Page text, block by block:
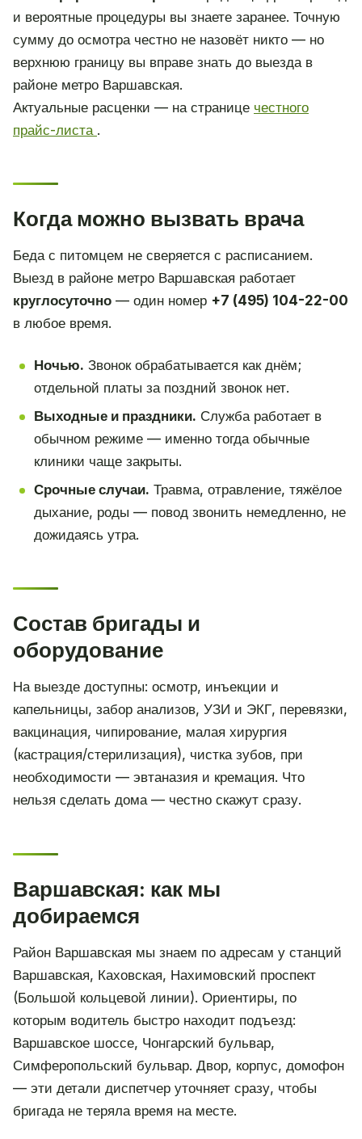
и вероятные процедуры вы знаете заранее. Точную
сумму до осмотра честно не назовёт никто — но
верхнюю границу вы вправе знать до выезда в
районе метро Варшавская.
Актуальные расценки — на странице честного
прайс-листа .
Когда можно вызвать врача
Беда с питомцем не сверяется с расписанием.
Выезд в районе метро Варшавская работает
круглосуточно — один номер +7 (495) 104-22-00
в любое время.
Ночью. Звонок обрабатывается как днём;
отдельной платы за поздний звонок нет.
Выходные и праздники. Служба работает в
обычном режиме — именно тогда обычные
клиники чаще закрыты.
Срочные случаи. Травма, отравление, тяжёлое
дыхание, роды — повод звонить немедленно, не
дожидаясь утра.
Состав бригады и
оборудование
На выезде доступны: осмотр, инъекции и
капельницы, забор анализов, УЗИ и ЭКГ, перевязки,
вакцинация, чипирование, малая хирургия
(кастрация/стерилизация), чистка зубов, при
необходимости — эвтаназия и кремация. Что
нельзя сделать дома — честно скажут сразу.
Варшавская: как мы
добираемся
Район Варшавская мы знаем по адресам у станций
Варшавская, Каховская, Нахимовский проспект
(Большой кольцевой линии). Ориентиры, по
которым водитель быстро находит подъезд:
Варшавское шоссе, Чонгарский бульвар,
Симферопольский бульвар. Двор, корпус, домофон
— эти детали диспетчер уточняет сразу, чтобы
бригада не теряла время на месте.